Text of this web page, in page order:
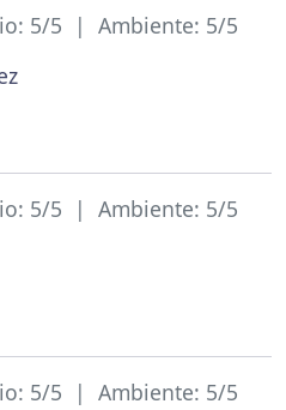
5/5 | Ambiente: 5/5
5/5 | Ambiente: 5/5
5/5 | Ambiente: 5/5